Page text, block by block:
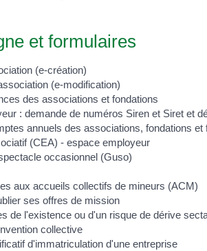
et formulaires
(e-création)
(e-modification)
des associations et fondations
: demande de numéros Siren et Siret et
annuels des associations, fondations et
(CEA) - espace employeur
occasionnel (Guso)
aux accueils collectifs de mineurs (ACM)
ses offres de mission
de l'existence ou d'un risque de dérive
collective
d'immatriculation d'une entreprise